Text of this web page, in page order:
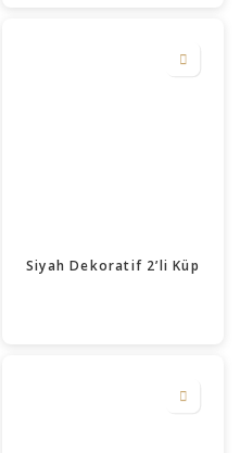
Siyah Dekoratif 2’li Küp